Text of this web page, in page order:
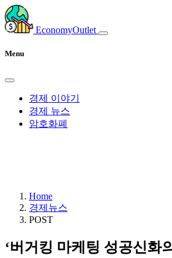
EconomyOutlet
Menu
경제 이야기
경제 뉴스
암호화폐
Home
경제뉴스
POST
‘버거킹 마케팅 성공신화